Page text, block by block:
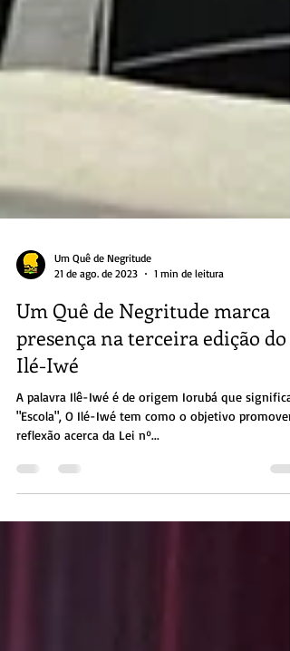
Um Quê de Negritude
21 de ago. de 2023
1 min de leitura
Um Quê de Negritude marca
presença na terceira edição do
Ilé-Iwé
"Escola", O Ilé-Iwé tem como o objetivo promover
reflexão acerca da Lei nº...